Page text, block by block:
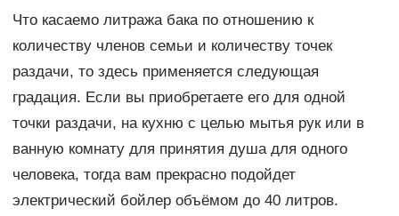
Что касаемо литража бака по отношению к
количеству членов семьи и количеству точек
раздачи, то здесь применяется следующая
градация. Если вы приобретаете его для одной
точки раздачи, на кухню с целью мытья рук или в
ванную комнату для принятия душа для одного
человека, тогда вам прекрасно подойдет
электрический бойлер объёмом до 40 литров.